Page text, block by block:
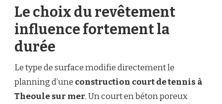
Le choix du revêtement
influence fortement la
durée
Le type de surface modifie directement le
planning d’une construction court de tennis à
Theoule sur mer. Un court en béton poreux